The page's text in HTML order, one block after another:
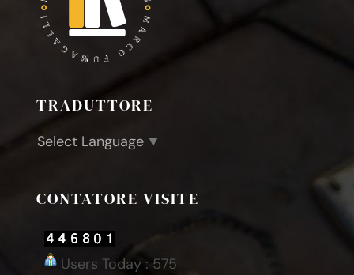
TRADUTTORE
Select Language ▼
CONTATORE VISITE
Users Today : 575